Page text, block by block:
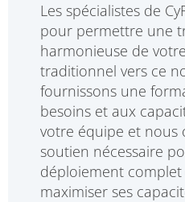
Les spécialistes de
pour permettre une
harmonieuse de
traditionnel vers ce
fournissons une
besoins et aux
votre équipe et nous
soutien nécessaire
déploiement complet
maximiser ses